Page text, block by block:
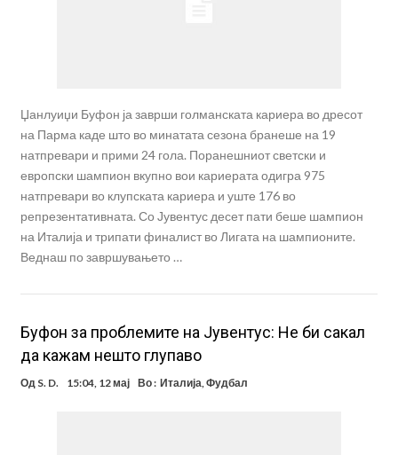
Џанлуиџи Буфон ја заврши голманската кариера во дресот
на Парма каде што во минатата сезона бранеше на 19
натпревари и прими 24 гола. Поранешниот светски и
европски шампион вкупно вои кариерата одигра 975
натпревари во клупската кариера и уште 176 во
репрезентативната. Со Јувентус десет пати беше шампион
на Италија и трипати финалист во Лигата на шампионите.
Веднаш по завршувањето …
Буфон за проблемите на Јувентус: Не би сакал
да кажам нешто глупаво
Од S. D. 15:04, 12 мај Во : Италија,Фудбал